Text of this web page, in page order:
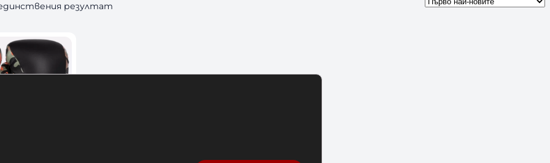
резултат